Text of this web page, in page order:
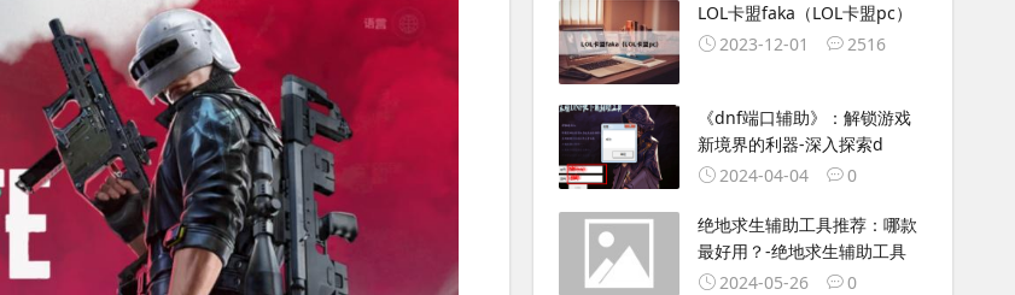
LOL卡盟faka（LOL卡盟pc）
2023-12-01
2516
《dnf端口辅助》：解锁游戏
新境界的利器-深入探索d
2024-04-04
0
绝地求生辅助工具推荐：哪款
最好用？-绝地求生辅助工具
2024-05-26
0